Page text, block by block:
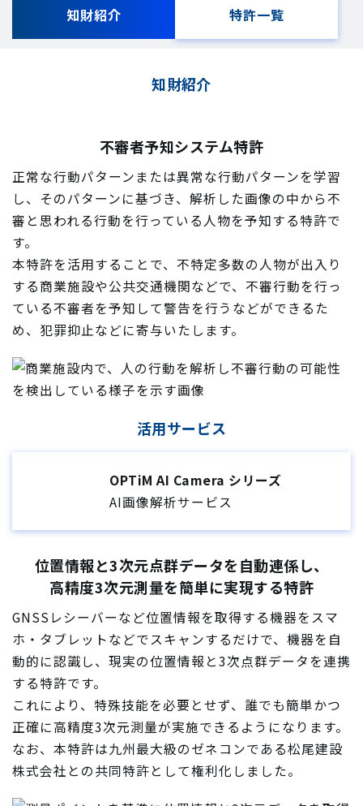
知財紹介 特許一覧
知財紹介
不審者予知システム特許
正常な行動パターンまたは異常な行動パターンを学習
し、そのパターンに基づき、解析した画像の中から不
審と思われる行動を行っている人物を予知する特許で
す。
本特許を活用することで、不特定多数の人物が出入り
する商業施設や公共交通機関などで、不審行動を行っ
ている不審者を予知して警告を行うなどができるた
め、犯罪抑止などに寄与いたします。
活用サービス
OPTiM AI Camera シリーズ
AI画像解析サービス
位置情報と3次元点群データを自動連係し、
高精度3次元測量を簡単に実現する特許
GNSSレシーバーなど位置情報を取得する機器をスマ
ホ・タブレットなどでスキャンするだけで、機器を自
動的に認識し、現実の位置情報と3次点群データを連携
する特許です。
これにより、特殊技能を必要とせず、誰でも簡単かつ
正確に高精度3次元測量が実施できるようになります。
なお、本特許は九州最大級のゼネコンである松尾建設
株式会社との共同特許として権利化しました。